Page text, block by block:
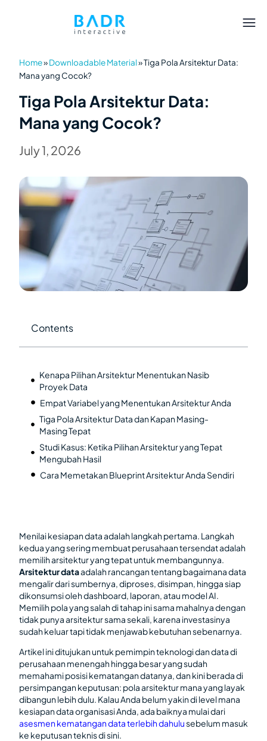
Home»Downloadable Material»Tiga Pola Arsitektur Data:
Mana yang Cocok?
Tiga Pola Arsitektur Data:
Mana yang Cocok?
July 1, 2026
Contents
Kenapa Pilihan Arsitektur Menentukan Nasib
Proyek Data
Empat Variabel yang Menentukan Arsitektur Anda
Tiga Pola Arsitektur Data dan Kapan Masing-
Masing Tepat
Studi Kasus: Ketika Pilihan Arsitektur yang Tepat
Mengubah Hasil
Cara Memetakan Blueprint Arsitektur Anda Sendiri
Menilai kesiapan data adalah langkah pertama. Langkah
kedua yang sering membuat perusahaan tersendat adalah
memilih arsitektur yang tepat untuk membangunnya.
Arsitektur dataadalah rancangan tentang bagaimana data
mengalir dari sumbernya, diproses, disimpan, hingga siap
dikonsumsi oleh dashboard, laporan, atau model AI.
Memilih pola yang salah di tahap ini sama mahalnya dengan
tidak punya arsitektur sama sekali, karena investasinya
sudah keluar tapi tidak menjawab kebutuhan sebenarnya.
Artikel ini ditujukan untuk pemimpin teknologi dan data di
perusahaan menengah hingga besar yang sudah
memahami posisi kematangan datanya, dan kini berada di
persimpangan keputusan: pola arsitektur mana yang layak
dibangun lebih dulu. Kalau Anda belum yakin di level mana
kesiapan data organisasi Anda, ada baiknya mulai dari
asesmen kematangan data terlebih dahulu sebelum masuk
ke keputusan teknis di sini.